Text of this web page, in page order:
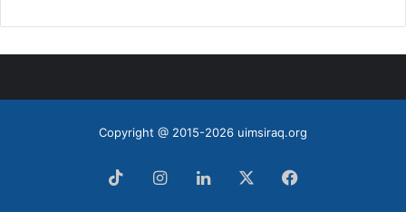
Copyright @ 2015-2026 uimsiraq.org